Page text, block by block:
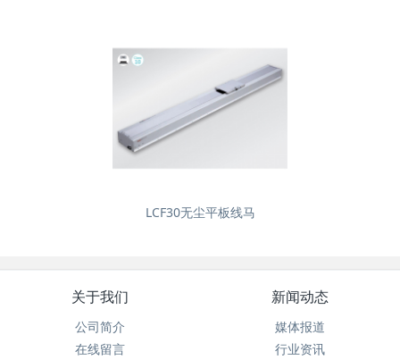
LCF30无尘平板线马
关于我们
公司简介
在线留言
新闻动态
媒体报道
行业资讯